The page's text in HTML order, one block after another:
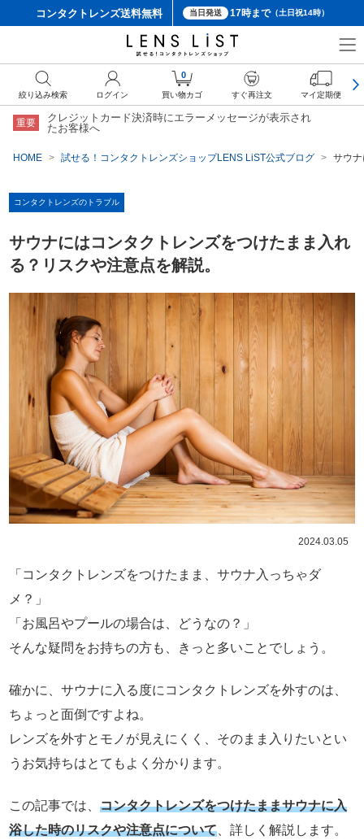
コンタクトレンズ送料無料 当日発送 17時まで（土日祝14時）
重要
クレジットカード決済時にエラーメッセージが表示され
たお客様へ
HOME 試せる！コンタクトレンズショップLENS LiST公式ブログ サウ
コンタクトレンズのトラブル
サウナにはコンタクトレンズをつけたまま入れ
る？リスクや注意点を解説。
2024.03.05
「コンタクトレンズをつけたまま、サウナ入っちゃダ
メ？」
「お風呂やプールの場合は、どうなの？」
そんな疑問をお持ちの方も、きっと多いことでしょう。
確かに、サウナに入る度にコンタクトレンズを外すのは、
ちょっと面倒ですよね。
レンズを外すとモノが見えにくく、そのまま入りたいとい
うお気持ちはとてもよく分かります。
この記事では、 コンタクトレンズをつけたままサウナに入
浴した時のリスクや注意点について 、詳しく解説します。
絞り込み検索 ログイン
0
買い物カゴ すぐ再注文 マイ定期便